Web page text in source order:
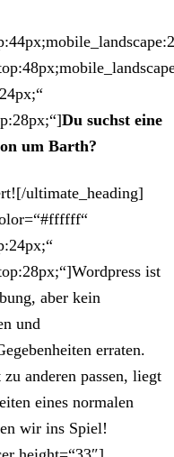
Du suchst eine
um Barth?
ultimate_heading]
ist
aber kein
und
erraten.
anderen passen, liegt
eines normalen
wir ins Spiel!